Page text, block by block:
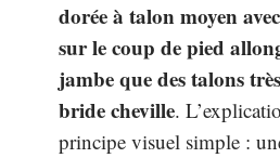
dorée à talon moyen
sur le coup de pied
jambe que des talons
bride cheville.
principe visuel simple :